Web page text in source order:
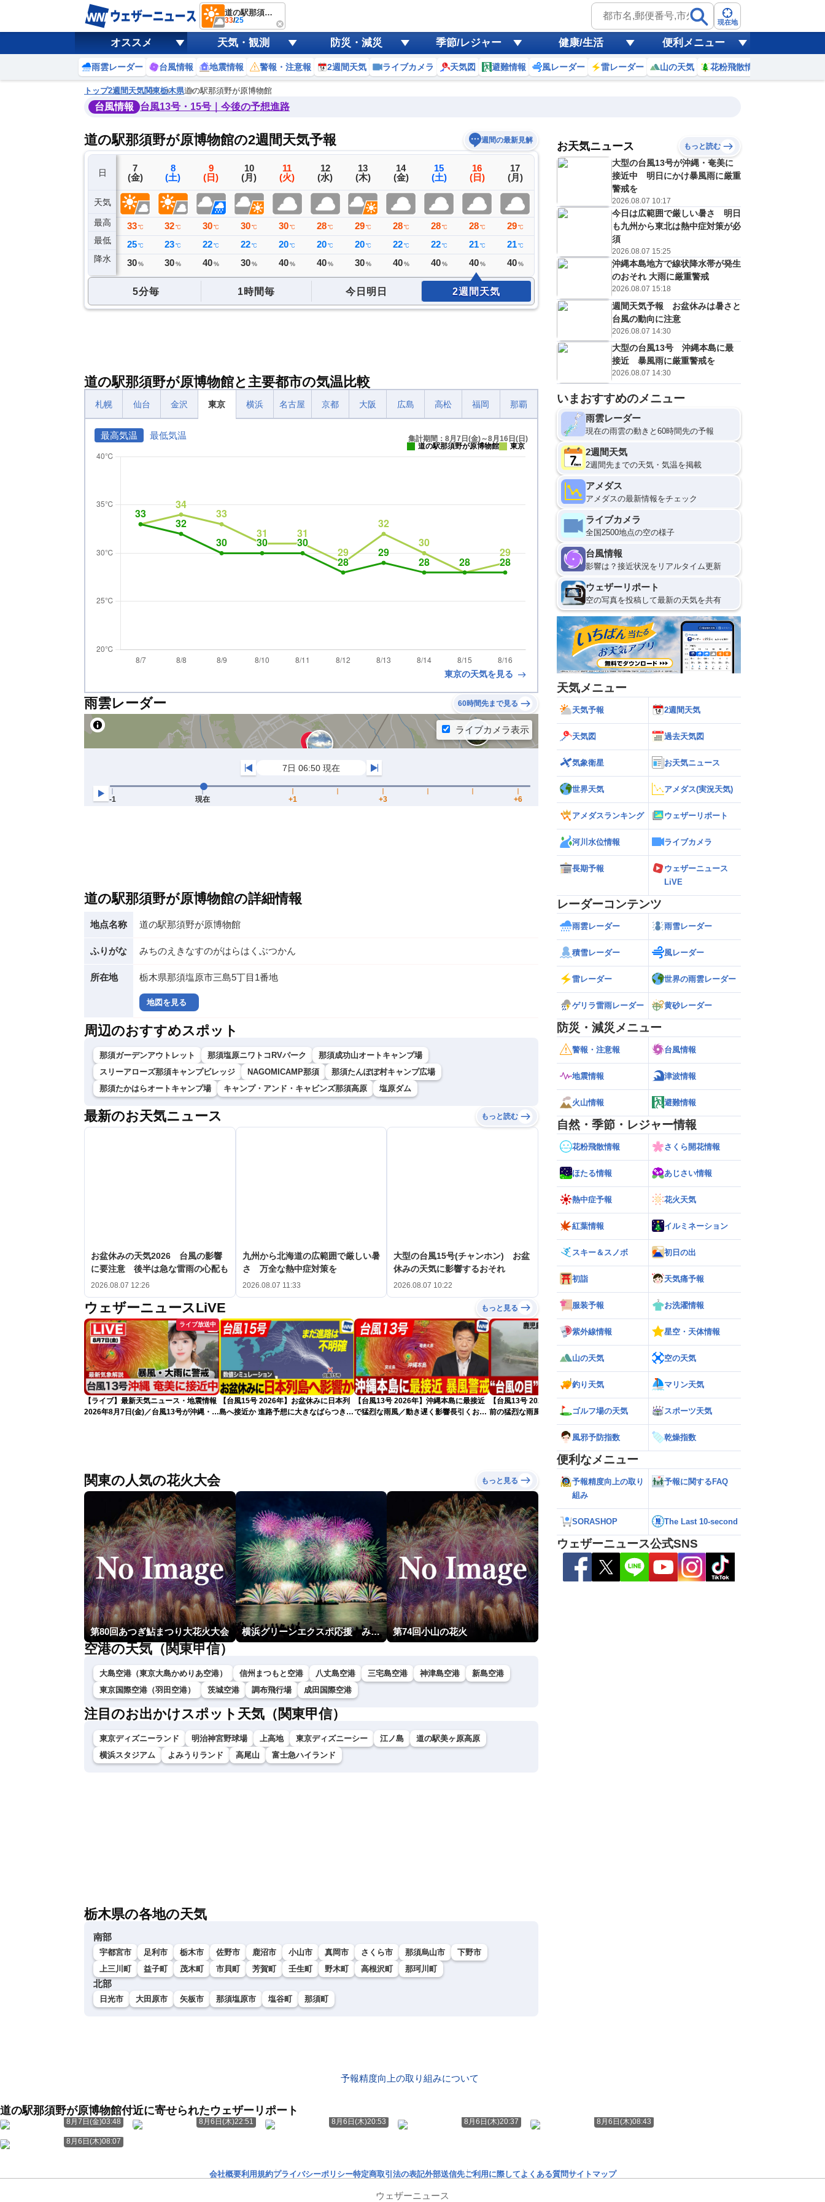
道の駅那須野が原博物館
33/25 現在地
オススメ 天気・観測 防災・減災 季節/レジャー 健康/生活 便利メニュー
雨雲レーダー 台風情報 地震情報 警報・注意報 2週間天気 ライブカメラ 天気図 避難情報 風レーダー 雷レーダー 山の天気 花粉飛散情報
トップ2週間天気関東栃木県道の駅那須野が原博物館
台風情報 台風13号・15号｜今後の予想進路
道の駅那須野が原博物館の2週間天気予報 週間の最新見解
日
天気
最高
最低
降水
6
(木)
32℃
20℃
ミリ
7
(金)
33 ℃
25 ℃
30 %
8
(土)
32 ℃
23 ℃
30 %
9
(日)
30 ℃
22 ℃
40 %
10
(月)
30 ℃
22 ℃
30 %
11
(火)
30℃
20℃
40%
12
(水)
28℃
20℃
40%
13
(木)
29℃
20℃
30%
14
(金)
28℃
22℃
40%
15
(土)
28 ℃
22 ℃
40 %
16
(日)
28 ℃
21 ℃
40 %
17
(月)
29 ℃
21 ℃
40 %
18
%
20
(木)
E
30℃
40%
21
(金)
E
31 ℃
30%
予報の
信頼度
B
C
D
5分毎 1時間毎 今日明日 2週間天気
道の駅那須野が原博物館と主要都市の気温比較
札幌 仙台 金沢 東京 横浜 名古屋 京都 大阪 広島 高松 福岡 那覇
最高気温 最低気温
集計期間：8月7日(金)～8月16日(日)
道の駅那須野が原博物館
東京
東京の天気を見る
雨雲レーダー 60時間先まで見る
道の駅那須野が原博物館の詳細情報
地点名称 道の駅那須野が原博物館
ふりがな みちのえきなすのがはらはくぶつかん
所在地 栃木県那須塩原市三島5丁目1番地
地図を見る
周辺のおすすめスポット
那須ガーデンアウトレット 那須塩原ニワトコRVパーク
那須成功山オートキャンプ場
スリーアローズ那須キャンプビレッジ
NAGOMICAMP那須
那須たんぽぽ村キャンプ広場
那須たかはらオートキャンプ場
キャンプ・アンド・キャビンズ那須高原 塩原ダム
最新のお天気ニュース もっと読む
お盆休みの天気2026 台風の影響
に要注意 後半は急な雷雨の心配も
2026.08.07 12:26
九州から北海道の広範囲で厳しい暑
さ 万全な熱中症対策を
2026.08.07 11:33
大型の台風15号(チャンホン) お盆
休みの天気に影響するおそれ
2026.08.07 10:22
ウェザーニュースLiVE もっと見る
ライブ放送中
【ライブ】最新天気ニュース・地震情報
2026年8月7日(金)／台風13号が沖縄・奄
【台風15号 2026年】お盆休みに日本列
島へ接近か 進路予想に大きなばらつき
【台風13号 2026年】沖縄本島に最接近
で猛烈な雨風／動き遅く影響長引くおそ
【台風13号 2026年】台風の目に入る直
前の猛烈な雨風 最大瞬間風速42.2m/s観
測 吹き返しも猛烈な暴風になるおそれ
【台風13号 2026】大型で強い台風13号
が沖縄・奄美に最接近 暴風や大雨警戒
（7日10時現在）
関東の人気の花火大会 もっと見る
第80回あつぎ鮎まつり大花火大会 横浜グリーンエクスポ応援 みなとみらいフェスティバル「スカイシンフォニーinヨコハマ presented byコロワイド」 第74回小山の花火
空港の天気（関東甲信）
大島空港（東京大島かめりあ空港） 信州まつもと空港 八丈島空港 三宅島空港 神津島空港
新島空港
東京国際空港（羽田空港）
茨城空港 調布飛行場 成田国際空港
注目のお出かけスポット天気（関東甲信）
東京ディズニーランド 明治神宮野球場 上高地 東京ディズニーシー 江ノ島
道の駅美ヶ原高原
横浜スタジアム
よみうりランド 高尾山 富士急ハイランド
栃木県の各地の天気
南部
宇都宮市 足利市 栃木市 佐野市 鹿沼市 小山市 真岡市 さくら市 那須烏山市
下野市
上三川町
益子町 茂木町 市貝町 芳賀町 壬生町 野木町 高根沢町 那珂川町
北部
日光市 大田原市 矢板市 那須塩原市 塩谷町 那須町
お天気ニュース もっと読む
大型の台風13号が沖縄・奄美に
接近中 明日にかけ暴風雨に厳重
警戒を
2026.08.07 10:17
今日は広範囲で厳しい暑さ 明日
も九州から東北は熱中症対策が必
須
2026.08.07 15:25
沖縄本島地方で線状降水帯が発生
のおそれ 大雨に厳重警戒
2026.08.07 15:18
週間天気予報 お盆休みは暑さと
台風の動向に注意
2026.08.07 14:30
大型の台風13号 沖縄本島に最
接近 暴風雨に厳重警戒を
2026.08.07 14:30
いまおすすめのメニュー
雨雲レーダー
現在の雨雲の動きと60時間先の予報
2週間天気
2週間先までの天気・気温を掲載
アメダス
アメダスの最新情報をチェック
ライブカメラ
全国2500地点の空の様子
台風情報
影響は？接近状況をリアルタイム更新
ウェザーリポート
空の写真を投稿して最新の天気を共有
天気メニュー
天気予報 2週間天気
天気図 過去天気図
気象衛星 お天気ニュース
世界天気 アメダス(実況天気)
アメダスランキング ウェザーリポート
河川水位情報 ライブカメラ
長期予報
ウェザーニュース
LiVE
レーダーコンテンツ
雨雲レーダー 雨雪レーダー
積雪レーダー 風レーダー
雷レーダー 世界の雨雲レーダー
ゲリラ雷雨レーダー 黄砂レーダー
防災・減災メニュー
警報・注意報 台風情報
地震情報 津波情報
火山情報 避難情報
自然・季節・レジャー情報
花粉飛散情報 さくら開花情報
ほたる情報 あじさい情報
熱中症予報 花火天気
紅葉情報 イルミネーション
スキー＆スノボ 初日の出
初詣 天気痛予報
服装予報 お洗濯情報
紫外線情報 星空・天体情報
山の天気 空の天気
釣り天気 マリン天気
ゴルフ場の天気 スポーツ天気
風邪予防指数 乾燥指数
便利なメニュー
予報精度向上の取り
組み
予報に関するFAQ
SORASHOP The Last 10-second
ウェザーニュース公式SNS
予報精度向上の取り組みについて
道の駅那須野が原博物館付近に寄せられたウェザーリポート
8月7日(金)03:48 8月6日(木)22:51 8月6日(木)20:53 8月6日(木)20:37 8月6日(木)08:43
8月6日(木)08:07
会社概要利用規約プライバシーポリシー特定商取引法の表記外部送信先ご利用に際してよくある質問サイトマップ
ウェザーニュース